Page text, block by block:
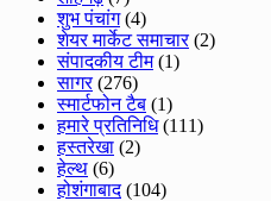
शुभ पंचांग(4)
शेयर मार्केट समाचार(2)
संपादकीय टीम(1)
सागर(276)
स्मार्टफोन टैब (1)
हमारे प्रतिनिधि(111)
हस्तरेखा (2)
हेल्थ (6)
होशंगाबाद(104)